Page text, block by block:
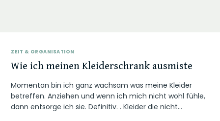
ZEIT & ORGANISATION
Wie ich meinen Kleiderschrank ausmiste
Momentan bin ich ganz wachsam was meine Kleider
betreffen. Anziehen und wenn ich mich nicht wohl fühle,
dann entsorge ich sie. Definitiv. . Kleider die nicht…